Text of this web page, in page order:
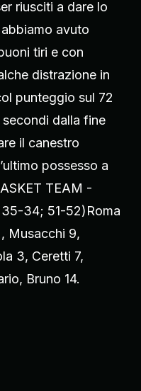
riusciti a dare lo
avuto
tiri e con
distrazione in
punteggio sul 72
dalla fine
il canestro
possesso a
TEAM -
35-34; 51-52)Roma
Musacchi 9,
3, Ceretti 7,
Bruno 14.